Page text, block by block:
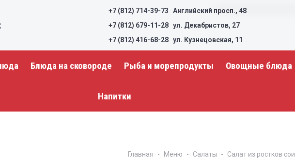
+7 (812) 714-39-73
Английский просп., 48
+7 (812) 679-11-28 ул. Декабристов, 27
+7 (812) 416-68-28 ул. Кузнецовская, 11
Блюда на сковороде Рыба и морепродукты Овощные блюда
Напитки
Главная Меню Салаты Салат из ростков сои